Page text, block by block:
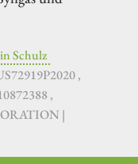
Schulz
,
,
|